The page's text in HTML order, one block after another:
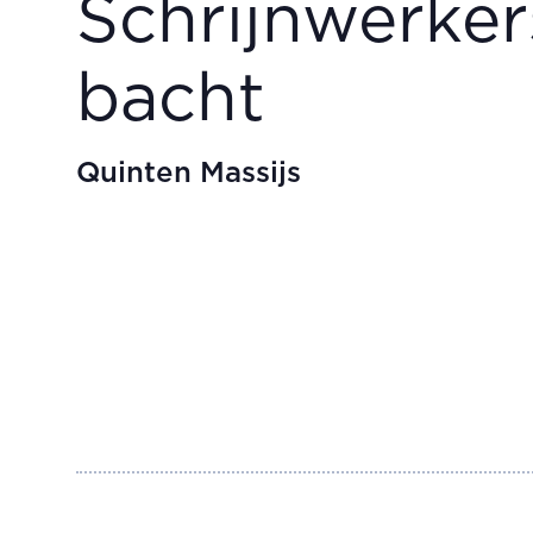
bacht
Quinten Massijs